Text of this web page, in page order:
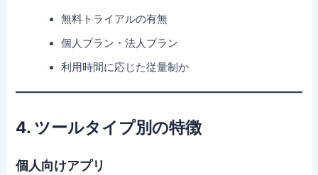
無料トライアルの有無
個人プラン・法人プラン
利用時間に応じた従量制か
4. ツールタイプ別の特徴
個人向けアプリ